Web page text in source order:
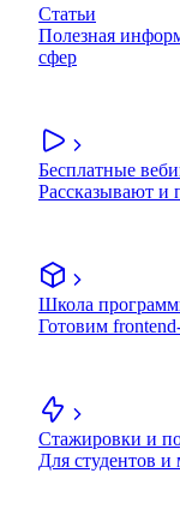
Статьи
Полезная
сфер
Бесплатные
Рассказывают и
Школа
Готовим
Стажировки и
Для студентов